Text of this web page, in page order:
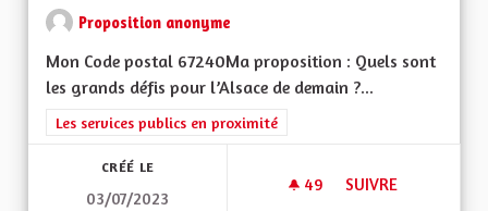
Proposition anonyme
Mon Code postal 67240Ma proposition : Quels sont
les grands défis pour l’Alsace de demain ?...
Filtrer les résultats de la catégorie : Les services publics en
Les services publics en proximité
CRÉÉ LE
03/07/2023
49 49 ABONNÉS
SUIVRE